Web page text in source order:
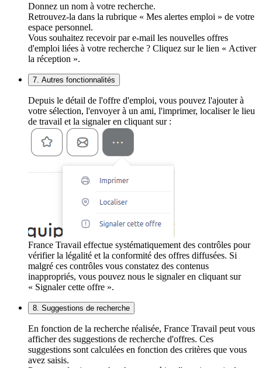
Donnez un nom à votre recherche.
Retrouvez-la dans la rubrique « Mes alertes emploi » de votre
espace personnel.
Vous souhaitez recevoir par e-mail les nouvelles offres
d'emploi liées à votre recherche ? Cliquez sur le lien « Activer
la réception ».
7. Autres fonctionnalités
Depuis le détail de l'offre d'emploi, vous pouvez l'ajouter à
votre sélection, l'envoyer à un ami, l'imprimer, localiser le lieu
de travail et la signaler en cliquant sur :
France Travail effectue systématiquement des contrôles pour
vérifier la légalité et la conformité des offres diffusées. Si
malgré ces contrôles vous constatez des contenus
inappropriés, vous pouvez nous le signaler en cliquant sur
« Signaler cette offre ».
8. Suggestions de recherche
En fonction de la recherche réalisée, France Travail peut vous
afficher des suggestions de recherche d'offres. Ces
suggestions sont calculées en fonction des critères que vous
avez saisis.